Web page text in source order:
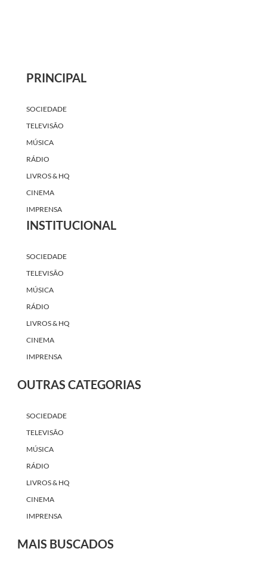
PRINCIPAL
SOCIEDADE
TELEVISÃO
MÚSICA
RÁDIO
LIVROS & HQ
CINEMA
IMPRENSA
INSTITUCIONAL
SOCIEDADE
TELEVISÃO
MÚSICA
RÁDIO
LIVROS & HQ
CINEMA
IMPRENSA
OUTRAS CATEGORIAS
SOCIEDADE
TELEVISÃO
MÚSICA
RÁDIO
LIVROS & HQ
CINEMA
IMPRENSA
MAIS BUSCADOS